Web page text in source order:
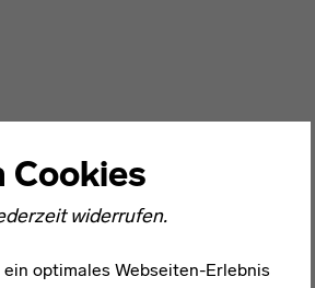
Cookies
widerrufen.
optimales Webseiten-Erlebnis